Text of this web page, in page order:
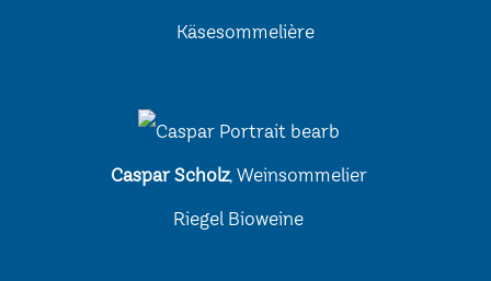
Käsesommelière
Caspar Scholz, Weinsommelier
Riegel Bioweine